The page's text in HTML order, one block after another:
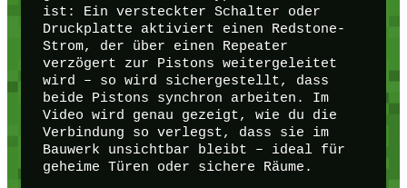
ist: Ein versteckter Schalter oder
Druckplatte aktiviert einen Redstone-
Strom, der über einen Repeater
verzögert zur Pistons weitergeleitet
wird – so wird sichergestellt, dass
beide Pistons synchron arbeiten. Im
Video wird genau gezeigt, wie du die
Verbindung so verlegst, dass sie im
Bauwerk unsichtbar bleibt – ideal für
geheime Türen oder sichere Räume.